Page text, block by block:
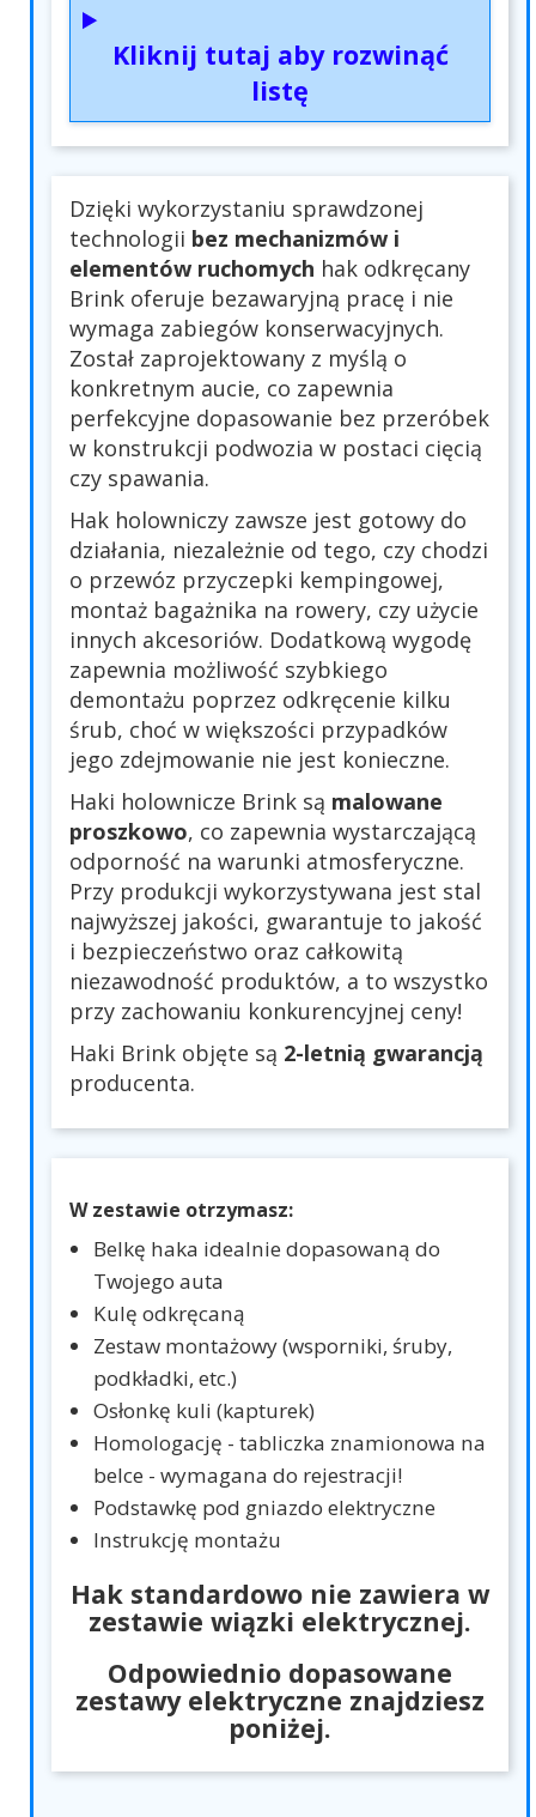
Kliknij tutaj aby rozwinąć
listę
Dzięki wykorzystaniu sprawdzonej
technologii bez mechanizmów i
elementów ruchomych hak odkręcany
Brink oferuje bezawaryjną pracę i nie
wymaga zabiegów konserwacyjnych.
Został zaprojektowany z myślą o
konkretnym aucie, co zapewnia
perfekcyjne dopasowanie bez przeróbek
w konstrukcji podwozia w postaci cięcią
czy spawania.
Hak holowniczy zawsze jest gotowy do
działania, niezależnie od tego, czy chodzi
o przewóz przyczepki kempingowej,
montaż bagażnika na rowery, czy użycie
innych akcesoriów. Dodatkową wygodę
zapewnia możliwość szybkiego
demontażu poprzez odkręcenie kilku
śrub, choć w większości przypadków
jego zdejmowanie nie jest konieczne.
Haki holownicze Brink są malowane
proszkowo, co zapewnia wystarczającą
odporność na warunki atmosferyczne.
Przy produkcji wykorzystywana jest stal
najwyższej jakości, gwarantuje to jakość
i bezpieczeństwo oraz całkowitą
niezawodność produktów, a to wszystko
przy zachowaniu konkurencyjnej ceny!
Haki Brink objęte są 2-letnią gwarancją
producenta.
W zestawie otrzymasz:
Belkę haka idealnie dopasowaną do
Twojego auta
Kulę odkręcaną
Zestaw montażowy (wsporniki, śruby,
podkładki, etc.)
Osłonkę kuli (kapturek)
Homologację - tabliczka znamionowa na
belce - wymagana do rejestracji!
Podstawkę pod gniazdo elektryczne
Instrukcję montażu
Hak standardowo nie zawiera w
zestawie wiązki elektrycznej.
Odpowiednio dopasowane
zestawy elektryczne znajdziesz
poniżej.